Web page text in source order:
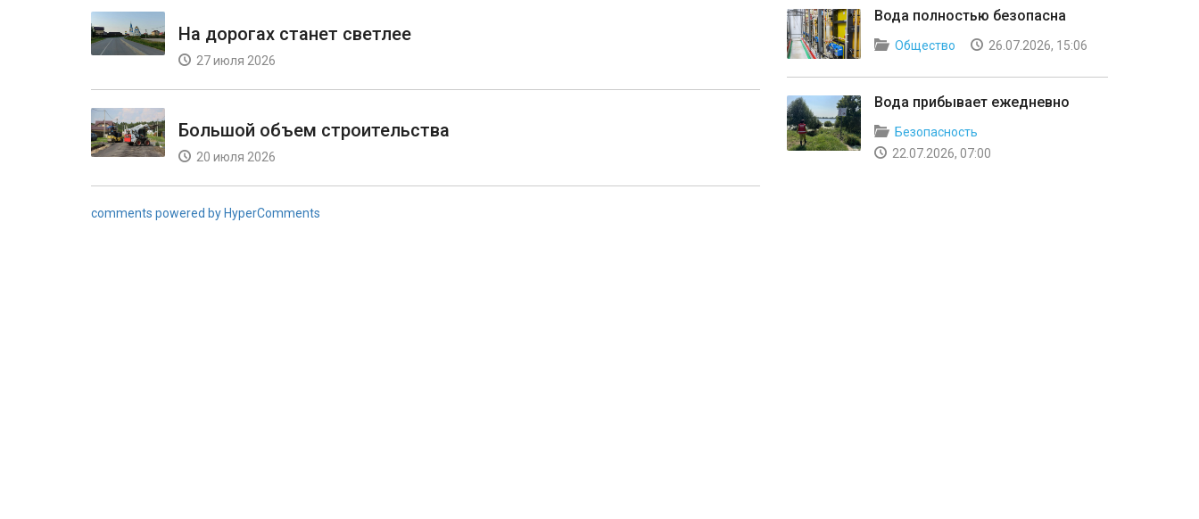
На дорогах станет светлее
27 июля 2026
Большой объем строительства
20 июля 2026
comments powered by HyperComments
Вода полностью безопасна
Общество 26.07.2026, 15:06
Вода прибывает ежедневно
Безопасность
22.07.2026, 07:00